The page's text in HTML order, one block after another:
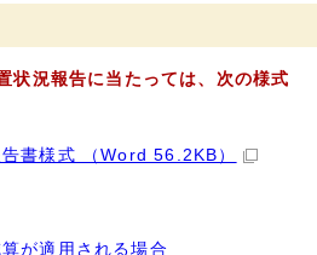
状況報告に当たっては、次の様式
書様式 （Word 56.2KB）
が適用される場合